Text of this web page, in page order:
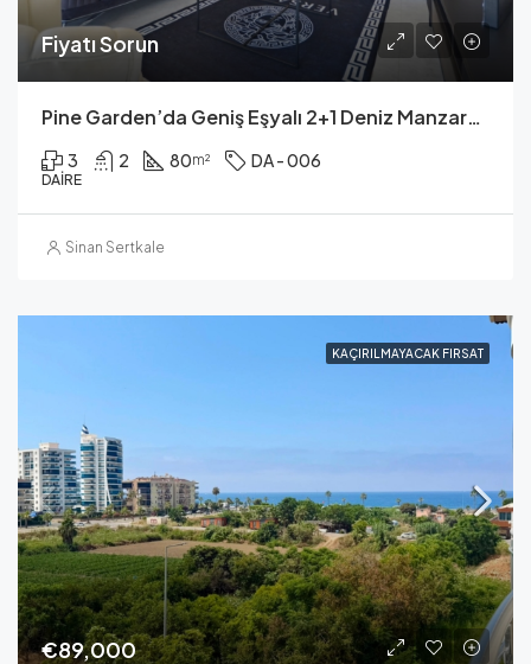
Fiyatı Sorun
Pine Garden’da Geniş Eşyalı 2+1 Deniz Manzaralı Daire
3 2 80m² DA - 006
DAIRE
Sinan Sertkale
KAÇIRILMAYACAK FIRSAT
€89,000